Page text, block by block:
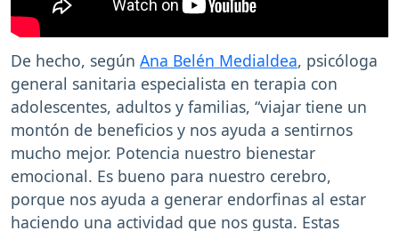
De hecho, según Ana Belén Medialdea, psicóloga
general sanitaria especialista en terapia con
adolescentes, adultos y familias, “viajar tiene un
montón de beneficios y nos ayuda a sentirnos
mucho mejor. Potencia nuestro bienestar
emocional. Es bueno para nuestro cerebro,
porque nos ayuda a generar endorfinas al estar
haciendo una actividad que nos gusta. Estas